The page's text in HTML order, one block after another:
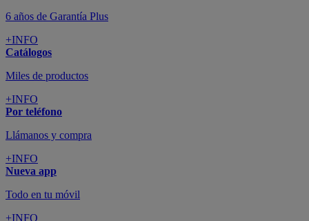
6 años de Garantía Plus
+INFO
Catálogos
Miles de productos
+INFO
Por teléfono
Llámanos y compra
+INFO
Nueva app
Todo en tu móvil
+INFO